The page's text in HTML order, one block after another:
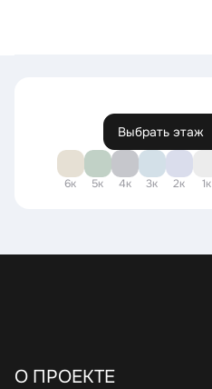
6к 5к 4к 3к 2к 1к
Выбрать этаж
О ПРОЕКТЕ